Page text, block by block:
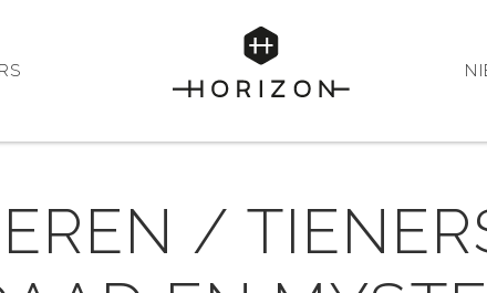
/